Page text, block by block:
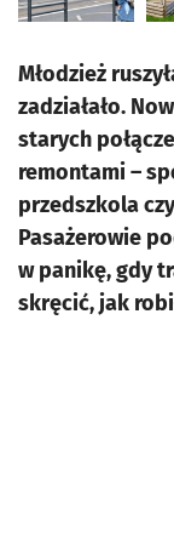
Młodzież
zadziałało.
starych
remontami –
przedszkola
Pasażerowie
w panikę, gdy
skręcić, jak